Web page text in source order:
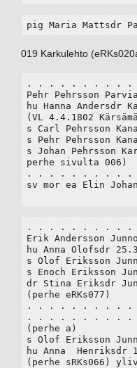
pig Maria Mattsdr
019 Karkulehto
. . . . . . . . .
Pehr Pehrsson
hu Hanna Andersdr
(VL 4.4.1802
s Carl Pehrsson
s Pehr Pehrsson
s Johan Pehrsson
perhe sivulta 006)
. . . . . . . . .
sv mor ea Elin
. . . . . . . . .
Erik Andersson
hu Anna Olofsdr
s Olof Eriksson
s Enoch Eriksson
dr Stina Eriksdr
(perhe eRKs077)
. . . . . . . . .
. . . . . . . . .
(perhe a)
s Olof Eriksson
hu Anna  Henriksdr
(perhe sRKs066)